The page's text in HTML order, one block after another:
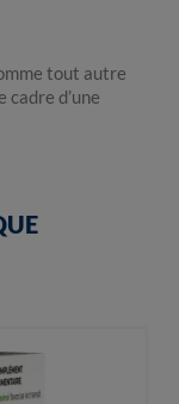
tout autre
d’une